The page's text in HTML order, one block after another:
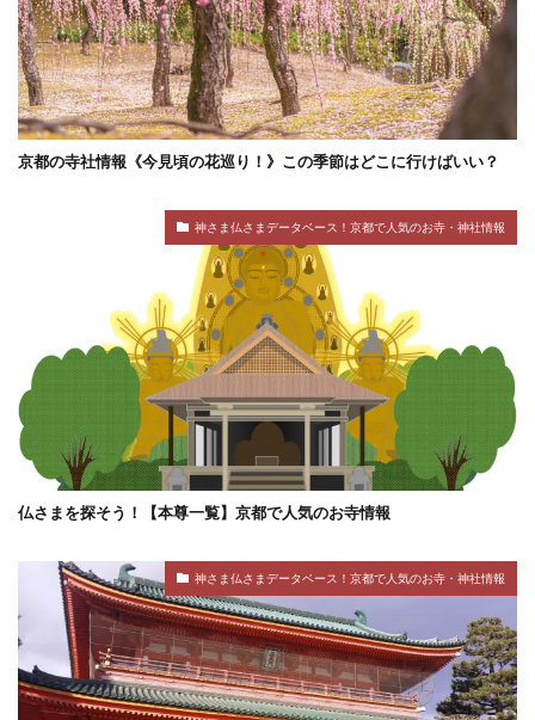
京都の寺社情報《今見頃の花巡り！》この季節はどこに行けばいい？
神さま仏さまデータベース！京都で人気のお寺・神社情報
仏さまを探そう！【本尊一覧】京都で人気のお寺情報
神さま仏さまデータベース！京都で人気のお寺・神社情報